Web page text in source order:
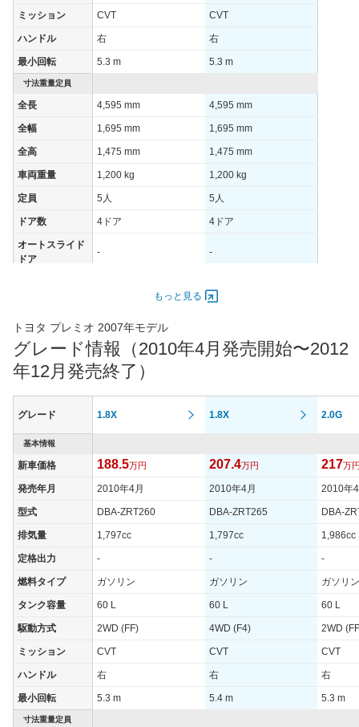
JC08モード - -
1015モード 20km/L 18.6km/L
60km定地 - -
ミッション CVT CVT
ハンドル 右 右
最小回転 5.3 m 5.3 m
寸法重量定員
全長 4,595 mm 4,595 mm
全幅 1,695 mm 1,695 mm
全高 1,475 mm 1,475 mm
車両重量 1,200 kg 1,200 kg
定員 5人 5人
ドア数 4ドア 4ドア
オートスライド
ドア
- -
81.00 [110]/ 7,000 81.00 [110]/ 7,000
最高トルク 140 [14.3]/ 5,200
過給機 - -
タイヤ
185/65R15 88S 185/65R15 88S
(後)
燃費
WLTCモード - -
WLTCモード(市
- -
外)
- -
WLTCモード(高
速道路)
JC08モード - -
1015モード 20km/L 20km/L
60km定地 - -
装備オプション 装備詳細を見る 装備詳細を見る
もっと見る
トヨタ プレミオ 2007年モデル
グレード情報（2010年4月発売開始〜2012
年12月発売終了）
グレード 1.8X 1.8X 2.0G
基本情報
新車価格 188.5万円 207.4万円 217万
発売年月 2010年4月 2010年4月 2010年
型式 DBA-ZRT260 DBA-ZRT265 DBA-
排気量 1,797cc 1,797cc 1,986cc
定格出力 - - -
燃料タイプ ガソリン ガソリン ガソリン
タンク容量 60 L 60 L 60 L
駆動方式 2WD (FF) 4WD (F4) 2WD
ミッション CVT CVT CVT
ハンドル 右 右 右
最小回転 5.3 m 5.4 m 5.3 m
寸法重量定員